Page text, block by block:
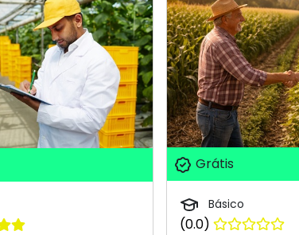
Grátis
Básico
(0.0)